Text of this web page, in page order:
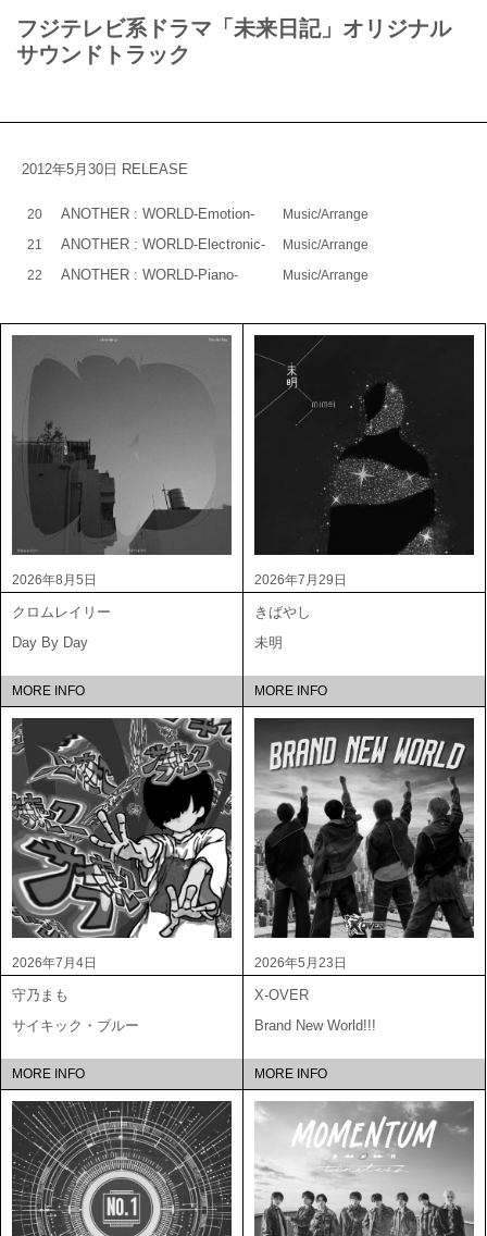
フジテレビ系ドラマ「未来日記」オリジナル
サウンドトラック
2012年5月30日 RELEASE
20 ANOTHER : WORLD-Emotion-
Music/Arrange
21
ANOTHER : WORLD-Electronic-
Music/Arrange
22
ANOTHER : WORLD-Piano- Music/Arrange
2026年8月5日
クロムレイリー
Day By Day
MORE INFO
2026年7月29日
きばやし
未明
MORE INFO
2026年7月4日
守乃まも
サイキック・ブルー
MORE INFO
2026年5月23日
X-OVER
Brand New World!!!
MORE INFO